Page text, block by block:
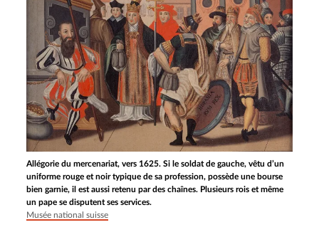
Allégorie du mercenariat, vers 1625. Si le soldat de gauche, vêtu d’un
uniforme rouge et noir typique de sa profession, possède une bourse
bien garnie, il est aussi retenu par des chaînes. Plusieurs rois et même
un pape se disputent ses services.
Musée national suisse